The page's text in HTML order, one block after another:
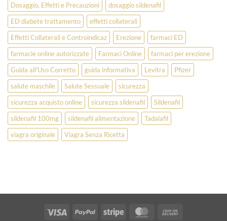
Dosaggio, Effetti e Precauzioni
dosaggio sildenafil
ED diabete trattamento
effetti collaterali
Effetti Collaterali e Controindicaz
Erezione
farmaci ED
farmacie online autorizzate
Farmaci Online
farmaci per erezione
Guida all'Uso Corretto
guida informativa Levitra
Pfizer
salute maschile
Salute Sessuale
sicurezza
sicurezza acquisto online
sicurezza sildenafil
Sildenafil
sildenafil 100mg
sildenafil alimentazione
Tadalafil
viagra originale
Viagra Senza Ricetta
Visa PayPal Stripe MasterCard